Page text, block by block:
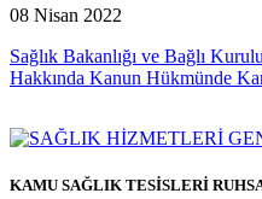
08 Nisan 2022
Sağlık Bakanlığı ve Bağlı
Hakkında Kanun Hükmünde
KAMU SAĞLIK TESİSLERİ